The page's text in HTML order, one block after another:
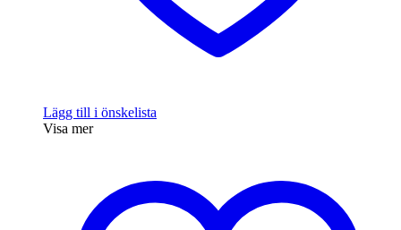
Lägg till i önskelista
Visa mer